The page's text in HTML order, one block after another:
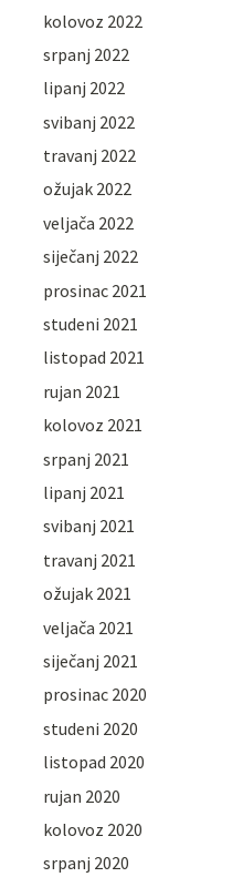
kolovoz 2022
srpanj 2022
lipanj 2022
svibanj 2022
travanj 2022
ožujak 2022
veljača 2022
siječanj 2022
prosinac 2021
studeni 2021
listopad 2021
rujan 2021
kolovoz 2021
srpanj 2021
lipanj 2021
svibanj 2021
travanj 2021
ožujak 2021
veljača 2021
siječanj 2021
prosinac 2020
studeni 2020
listopad 2020
rujan 2020
kolovoz 2020
srpanj 2020